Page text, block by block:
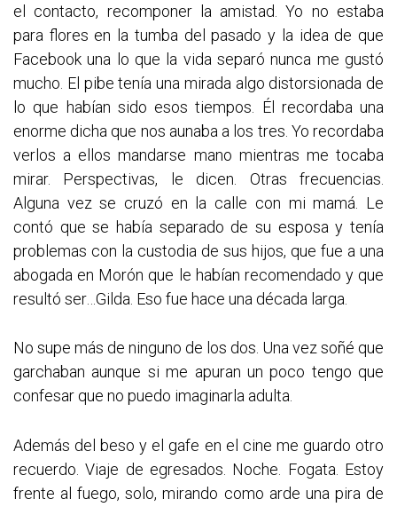
el contacto, recomponer la amistad. Yo no estaba
para flores en la tumba del pasado y la idea de que
Facebook una lo que la vida separó nunca me gustó
mucho. El pibe tenía una mirada algo distorsionada de
lo que habían sido esos tiempos. Él recordaba una
enorme dicha que nos aunaba a los tres. Yo recordaba
verlos a ellos mandarse mano mientras me tocaba
mirar. Perspectivas, le dicen. Otras frecuencias.
Alguna vez se cruzó en la calle con mi mamá. Le
contó que se había separado de su esposa y tenía
problemas con la custodia de sus hijos, que fue a una
abogada en Morón que le habían recomendado y que
resultó ser…Gilda. Eso fue hace una década larga.
No supe más de ninguno de los dos. Una vez soñé que
garchaban aunque si me apuran un poco tengo que
confesar que no puedo imaginarla adulta.
Además del beso y el gafe en el cine me guardo otro
recuerdo. Viaje de egresados. Noche. Fogata. Estoy
frente al fuego, solo, mirando como arde una pira de